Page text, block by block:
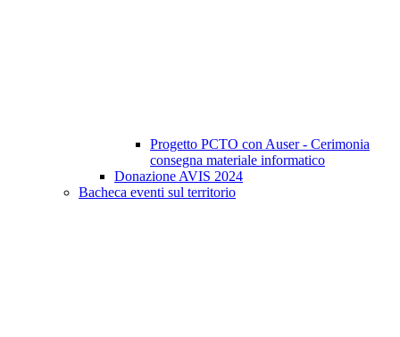
Progetto PCTO con Auser - Cerimonia
consegna materiale informatico
Donazione AVIS 2024
Bacheca eventi sul territorio